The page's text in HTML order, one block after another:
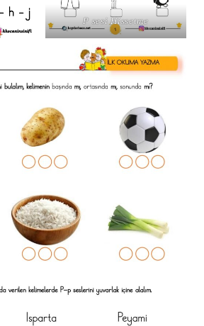
ARA
P sesi Hissetme